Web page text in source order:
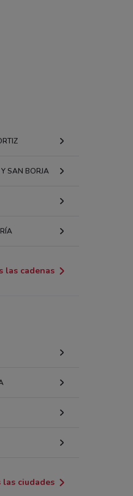
SAN BORJA
las cadenas
las ciudades